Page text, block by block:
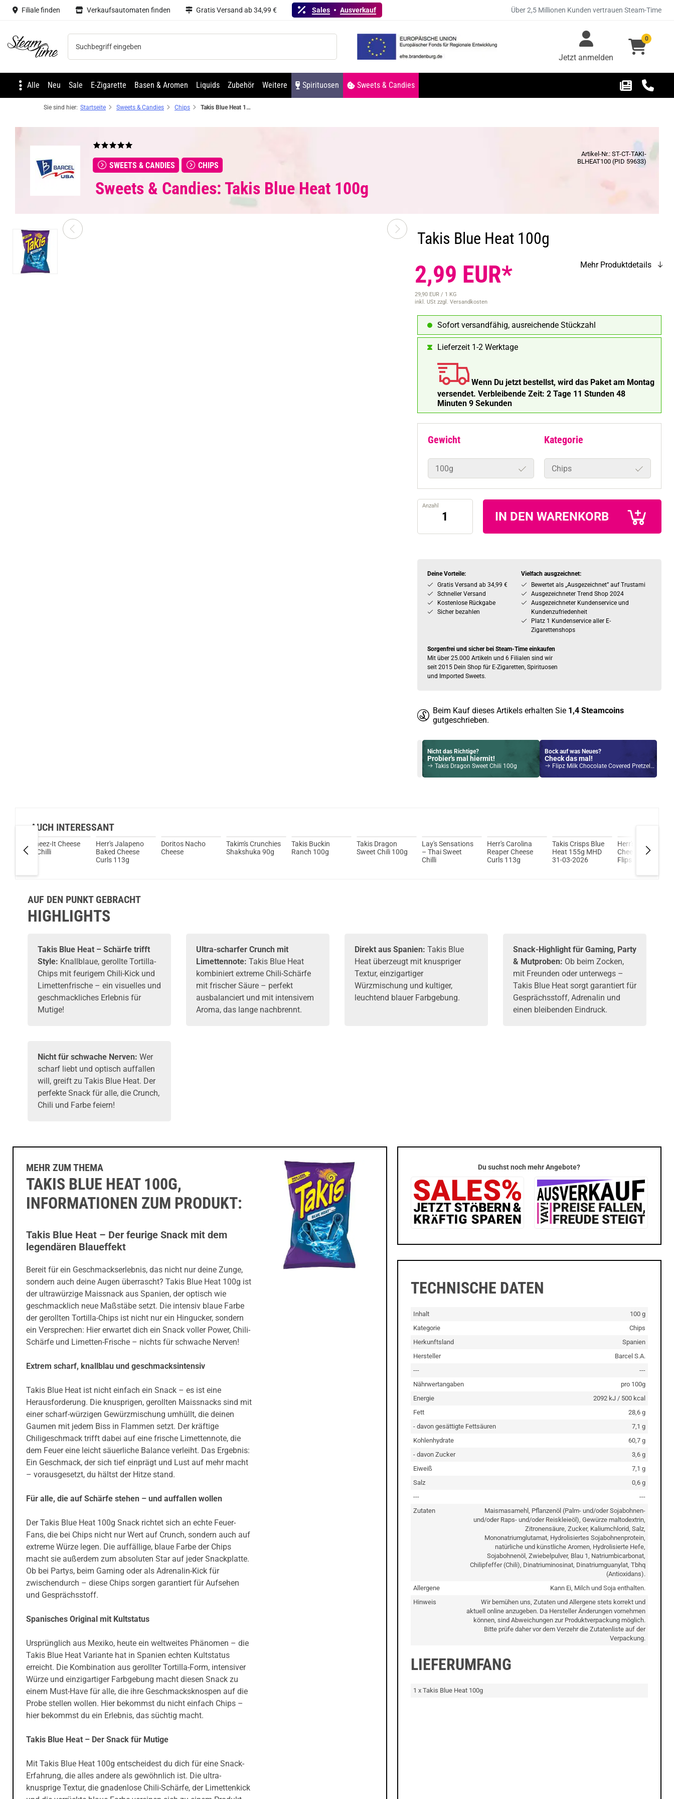
Filiale finden Verkaufsautomaten finden Gratis Versand ab 34,99 € Sales Ausverkauf Über 2,5 Millionen Kunden vertrauen Steam-Time
Steam time Jetzt anmelden
0
Alle Neu Sale E-Zigarette Basen & Aromen Liquids Zubehör Weitere Spirituosen Sweets & Candies
Sie sind hier: Startseite Sweets & Candies Chips Takis Blue Heat 100g
SWEETS & CANDIES CHIPS
Artikel-Nr.: ST-CT-TAKI-
BLHEAT100 (PID 59633)
Sweets & Candies: Takis Blue Heat 100g
Takis Blue Heat 100g
2,99 EUR*
29,90 EUR / 1 KG
inkl. USt zzgl. Versandkosten
Mehr Produktdetails
Sofort versandfähig, ausreichende Stückzahl
Lieferzeit 1-2 Werktage
Wenn Du jetzt bestellst, wird das Paket am Montag
versendet. Verbleibende Zeit: 2 Tage 11 Stunden 48
Minuten 8 Sekunden
Gewicht
100g
Kategorie
Chips
Anzahl
IN DEN WARENKORB
Deine Vorteile:
Gratis Versand ab 34,99 €
Schneller Versand
Kostenlose Rückgabe
Sicher bezahlen
Vielfach ausgzeichnet:
Bewertet als „Ausgezeichnet” auf Trustami
Ausgezeichneter Trend Shop 2024
Ausgezeichneter Kundenservice und
Kundenzufriedenheit
Platz 1 Kundenservice aller E-
Zigarettenshops
Sorgenfrei und sicher bei Steam-Time einkaufen
Mit über 25.000 Artikeln und 6 Filialen sind wir
seit 2015 Dein Shop für E-Zigaretten, Spirituosen
und Imported Sweets.
Beim Kauf dieses Artikels erhalten Sie 1,4 Steamcoins
gutgeschrieben.
Nicht das Richtige?
Probier's mal hiermit!
Takis Dragon Sweet Chili 100g
Bock auf was Neues?
Check das mal!
Flipz Milk Chocolate Covered Pretzels 90g
AUCH INTERESSANT
Cheez-It Cheese
& Chilli
Herr's Jalapeno
Baked Cheese
Curls 113g
Doritos Nacho
Cheese
Takim's Crunchies
Shakshuka 90g
Takis Buckin
Ranch 100g
Takis Dragon
Sweet Chili 100g
Lay's Sensations
– Thai Sweet
Chilli
Herr's Carolina
Reaper Cheese
Curls 113g
Takis Crisps Blue
Heat 155g MHD
31-03-2026
Herr's Baked
Cheese Curls
Flips Chips 113g
AUF DEN PUNKT GEBRACHT
HIGHLIGHTS
Takis Blue Heat – Schärfe trifft
Style: Knallblaue, gerollte Tortilla-
Chips mit feurigem Chili-Kick und
Limettenfrische – ein visuelles und
geschmackliches Erlebnis für
Mutige!
Ultra-scharfer Crunch mit
Limettennote: Takis Blue Heat
kombiniert extreme Chili-Schärfe
mit frischer Säure – perfekt
ausbalanciert und mit intensivem
Aroma, das lange nachbrennt.
Direkt aus Spanien: Takis Blue
Heat überzeugt mit knuspriger
Textur, einzigartiger
Würzmischung und kultiger,
leuchtend blauer Farbgebung.
Snack-Highlight für Gaming, Party
& Mutproben: Ob beim Zocken,
mit Freunden oder unterwegs –
Takis Blue Heat sorgt garantiert für
Gesprächsstoff, Adrenalin und
einen bleibenden Eindruck.
Nicht für schwache Nerven: Wer
scharf liebt und optisch auffallen
will, greift zu Takis Blue Heat. Der
perfekte Snack für alle, die Crunch,
Chili und Farbe feiern!
MEHR ZUM THEMA
TAKIS BLUE HEAT 100G,
INFORMATIONEN ZUM PRODUKT:
Takis Blue Heat – Der feurige Snack mit dem
legendären Blaueffekt
Bereit für ein Geschmackserlebnis, das nicht nur deine Zunge,
sondern auch deine Augen überrascht? Takis Blue Heat 100g ist
der ultrawürzige Maissnack aus Spanien, der optisch wie
geschmacklich neue Maßstäbe setzt. Die intensiv blaue Farbe
der gerollten Tortilla-Chips ist nicht nur ein Hingucker, sondern
ein Versprechen: Hier erwartet dich ein Snack voller Power, Chili-
Schärfe und Limetten-Frische – nichts für schwache Nerven!
Extrem scharf, knallblau und geschmacksintensiv
Takis Blue Heat ist nicht einfach ein Snack – es ist eine
Herausforderung. Die knusprigen, gerollten Maissnacks sind mit
einer scharf-würzigen Gewürzmischung umhüllt, die deinen
Gaumen mit jedem Biss in Flammen setzt. Der kräftige
Chiligeschmack trifft dabei auf eine frische Limettennote, die
dem Feuer eine leicht säuerliche Balance verleiht. Das Ergebnis:
Ein Geschmack, der sich tief einprägt und Lust auf mehr macht
– vorausgesetzt, du hältst der Hitze stand.
Für alle, die auf Schärfe stehen – und auffallen wollen
Der Takis Blue Heat 100g Snack richtet sich an echte Feuer-
Fans, die bei Chips nicht nur Wert auf Crunch, sondern auch auf
extreme Würze legen. Die auffällige, blaue Farbe der Chips
macht sie außerdem zum absoluten Star auf jeder Snackplatte.
Ob bei Partys, beim Gaming oder als Adrenalin-Kick für
zwischendurch – diese Chips sorgen garantiert für Aufsehen
und Gesprächsstoff.
Spanisches Original mit Kultstatus
Ursprünglich aus Mexiko, heute ein weltweites Phänomen – die
Takis Blue Heat Variante hat in Spanien echten Kultstatus
erreicht. Die Kombination aus gerollter Tortilla-Form, intensiver
Würze und einzigartiger Farbgebung macht diesen Snack zu
einem Must-Have für alle, die ihre Geschmacksknospen auf die
Probe stellen wollen. Hier bekommst du nicht einfach Chips –
hier bekommst du ein Erlebnis, das süchtig macht.
Takis Blue Heat – Der Snack für Mutige
Mit Takis Blue Heat 100g entscheidest du dich für eine Snack-
Erfahrung, die alles andere als gewöhnlich ist. Die ultra-
knusprige Textur, die gnadenlose Chili-Schärfe, der Limettenkick
Du suchst noch mehr Angebote?
TECHNISCHE DATEN
Inhalt
100 g
Kategorie
Chips
Herkunftsland
Spanien
Hersteller
Barcel S.A.
---
---
Nährwertangaben
pro 100g
Energie
2092 kJ / 500 kcal
Fett
28,6 g
- davon gesättigte Fettsäuren
7,1 g
Kohlenhydrate
60,7 g
- davon Zucker
3,6 g
Eiweiß
7,1 g
Salz
0,6 g
---
---
Zutaten
Maismasamehl, Pflanzenöl (Palm- und/oder Sojabohnen-
und/oder Raps- und/oder Reiskleieöl), Gewürze maltodextrin,
Zitronensäure, Zucker, Kaliumchlorid, Salz,
Mononatriumglutamat, Hydrolisiertes Sojabohnenprotein,
natürliche und künstliche Aromen, Hydrolisierte Hefe,
Sojabohnenöl, Zwiebelpulver, Blau 1, Natriumbicarbonat,
Chilipfeffer (Chili), Dinatriuminosinat, Dinatriumguanylat, Tbhq
(Antioxidans).
Allergene
Kann Ei, Milch und Soja enthalten.
Hinweis
Wir bemühen uns, Zutaten und Allergene stets korrekt und
aktuell online anzugeben. Da Hersteller Änderungen vornehmen
können, sind Abweichungen zur Produktverpackung möglich.
Bitte prüfe daher vor dem Verzehr die Zutatenliste auf der
Verpackung.
LIEFERUMFANG
1 x Takis Blue Heat 100g